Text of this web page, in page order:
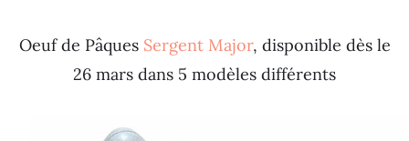
Oeuf de Pâques Sergent Major, disponible dès le
26 mars dans 5 modèles différents